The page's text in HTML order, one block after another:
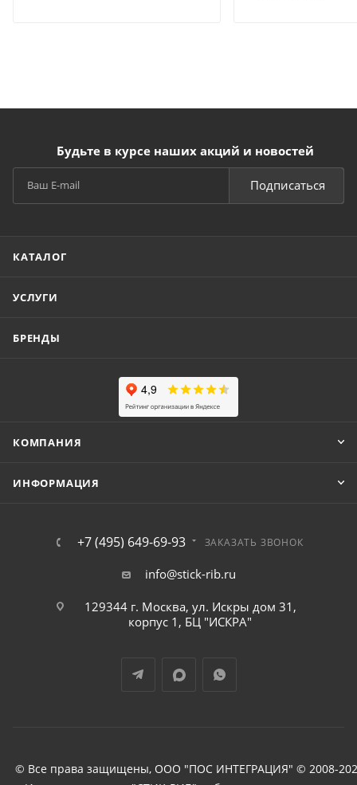
Будьте в курсе наших акций и новостей
Подписаться
КАТАЛОГ
УСЛУГИ
БРЕНДЫ
КОМПАНИЯ
ИНФОРМАЦИЯ
+7 (495) 649-69-93 ЗАКАЗАТЬ ЗВОНОК
info@stick-rib.ru
129344 г. Москва, ул. Искры дом 31,
корпус 1, БЦ "ИСКРА"
© Все права защищены, ООО "ПОС ИНТЕГРАЦИЯ" © 2008-